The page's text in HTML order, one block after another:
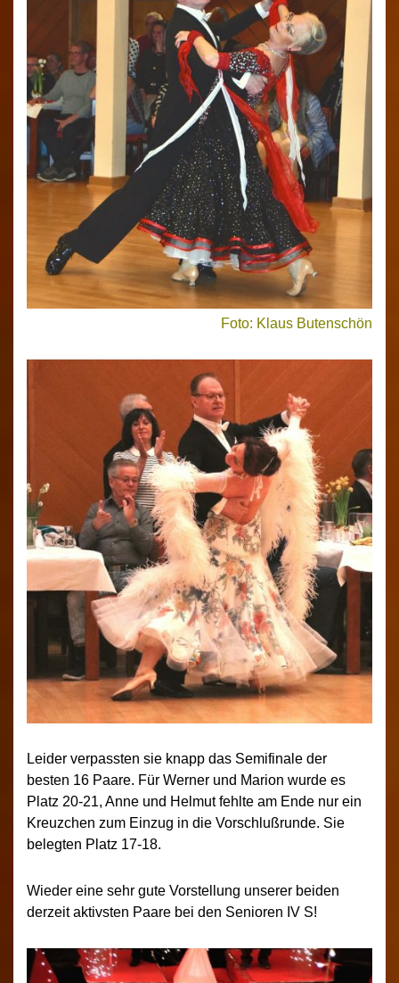
Foto: Klaus Butenschön
Leider verpassten sie knapp das Semifinale der
besten 16 Paare. Für Werner und Marion wurde es
Platz 20-21, Anne und Helmut fehlte am Ende nur ein
Kreuzchen zum Einzug in die Vorschlußrunde. Sie
belegten Platz 17-18.
Wieder eine sehr gute Vorstellung unserer beiden
derzeit aktivsten Paare bei den Senioren IV S!